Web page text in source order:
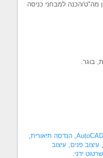
מה"ט/הכנה למבחני כניסה
בוגר.
, הנדסה תיאורית,
, עיצוב פנים, עיצוב
שרטוט ידני.